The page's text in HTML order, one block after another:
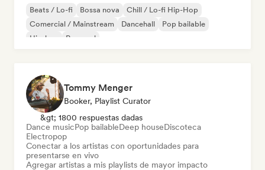
Beats / Lo-fi Bossa nova
Chill / Lo-fi Hip-Hop
Comercial / Mainstream
Dancehall
Pop bailable
Hip-hop
Pop soul
Tommy Menger
Booker, Playlist Curator
&gt; 1800 respuestas dadas
Dance musicPop bailableDeep houseDiscoteca
Electropop
Conectar a los artistas con oportunidades para
presentarse en vivo
Agregar artistas a mis playlists de mayor impacto